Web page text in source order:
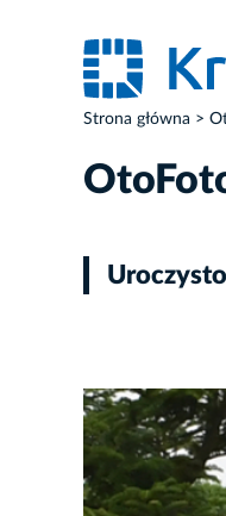
Strona główna